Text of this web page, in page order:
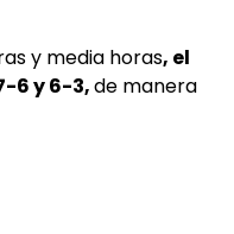
y media horas, el
6 y 6-3,de manera